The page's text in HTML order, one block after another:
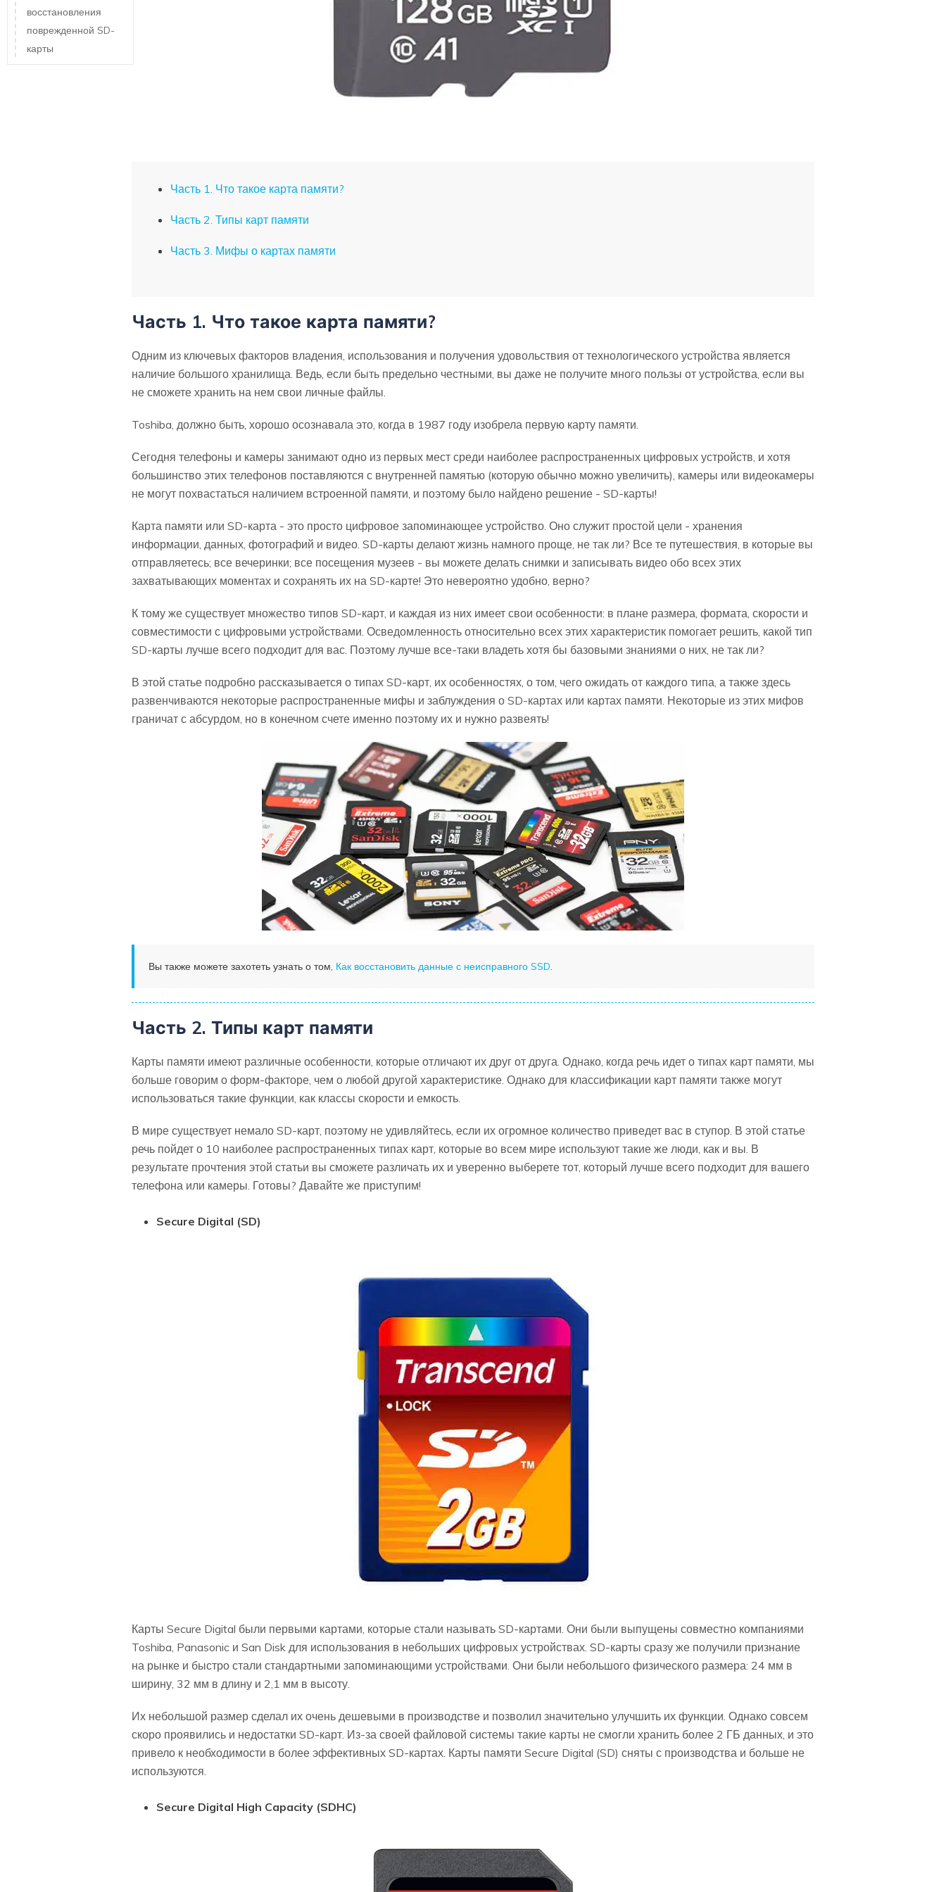
Часть 1. Что такое карта памяти?
Часть 2. Типы карт памяти
Часть 3. Мифы о картах памяти
Часть 1. Что такое карта памяти?
Одним из ключевых факторов владения, использования и получения удовольствия от технологического устройства является
наличие большого хранилища. Ведь, если быть предельно честными, вы даже не получите много пользы от устройства, если вы
не сможете хранить на нем свои личные файлы.
Toshiba, должно быть, хорошо осознавала это, когда в 1987 году изобрела первую карту памяти.
Сегодня телефоны и камеры занимают одно из первых мест среди наиболее распространенных цифровых устройств, и хотя
большинство этих телефонов поставляются с внутренней памятью (которую обычно можно увеличить), камеры или видеокамеры
не могут похвастаться наличием встроенной памяти, и поэтому было найдено решение - SD-карты!
Карта памяти или SD-карта - это просто цифровое запоминающее устройство. Оно служит простой цели - хранения
информации, данных, фотографий и видео. SD-карты делают жизнь намного проще, не так ли? Все те путешествия, в которые вы
отправляетесь; все вечеринки; все посещения музеев - вы можете делать снимки и записывать видео обо всех этих
захватывающих моментах и сохранять их на SD-карте! Это невероятно удобно, верно?
К тому же существует множество типов SD-карт, и каждая из них имеет свои особенности: в плане размера, формата, скорости и
совместимости с цифровыми устройствами. Осведомленность относительно всех этих характеристик помогает решить, какой тип
SD-карты лучше всего подходит для вас. Поэтому лучше все-таки владеть хотя бы базовыми знаниями о них, не так ли?
В этой статье подробно рассказывается о типах SD-карт, их особенностях, о том, чего ожидать от каждого типа, а также здесь
развенчиваются некоторые распространенные мифы и заблуждения о SD-картах или картах памяти. Некоторые из этих мифов
граничат с абсурдом, но в конечном счете именно поэтому их и нужно развеять!
Вы также можете захотеть узнать о том, Как восстановить данные с неисправного SSD.
Часть 2. Типы карт памяти
Карты памяти имеют различные особенности, которые отличают их друг от друга. Однако, когда речь идет о типах карт памяти, мы
больше говорим о форм-факторе, чем о любой другой характеристике. Однако для классификации карт памяти также могут
использоваться такие функции, как классы скорости и емкость.
В мире существует немало SD-карт, поэтому не удивляйтесь, если их огромное количество приведет вас в ступор. В этой статье
речь пойдет о 10 наиболее распространенных типах карт, которые во всем мире используют такие же люди, как и вы. В
результате прочтения этой статьи вы сможете различать их и уверенно выберете тот, который лучше всего подходит для вашего
телефона или камеры. Готовы? Давайте же приступим!
Secure Digital (SD)
Карты Secure Digital были первыми картами, которые стали называть SD-картами. Они были выпущены совместно компаниями
Toshiba, Panasonic и San Disk для использования в небольших цифровых устройствах. SD-карты сразу же получили признание
на рынке и быстро стали стандартными запоминающими устройствами. Они были небольшого физического размера: 24 мм в
ширину, 32 мм в длину и 2,1 мм в высоту.
Их небольшой размер сделал их очень дешевыми в производстве и позволил значительно улучшить их функции. Однако совсем
скоро проявились и недостатки SD-карт. Из-за своей файловой системы такие карты не смогли хранить более 2 ГБ данных, и это
привело к необходимости в более эффективных SD-картах. Карты памяти Secure Digital (SD) сняты с производства и больше не
используются.
Secure Digital High Capacity (SDHC)
восстановления
поврежденной SD-
карты